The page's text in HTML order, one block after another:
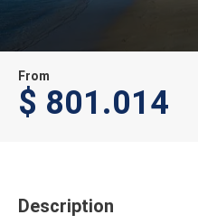
From
$ 801.014
Description